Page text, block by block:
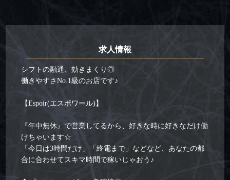
求人情報
シフトの融通、効きまくり◎
働きやすさNo.1級のお店です♪
【Espoir(エスポワール)】
『年中無休』で営業してるから、好きな時に好きなだけ働
けちゃいます☆
「今日は3時間だけ」「終電まで」などなど、あなたの都
合に合わせてスキマ時間で稼いじゃおう♪